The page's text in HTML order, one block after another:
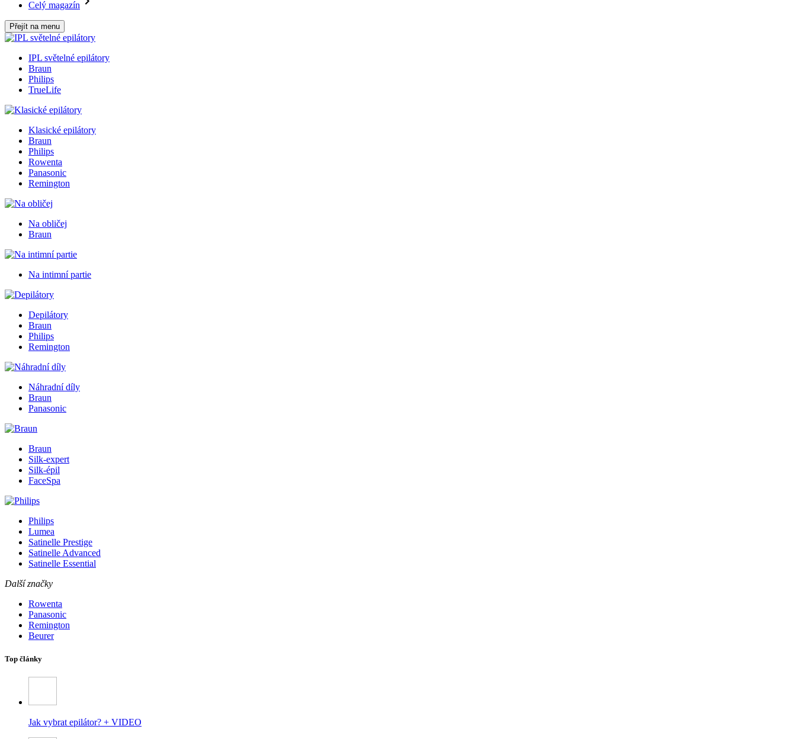
Celý magazín
Přejít na menu
IPL světelné epilátory
Braun
Philips
TrueLife
Klasické epilátory
Braun
Philips
Rowenta
Panasonic
Remington
Na obličej
Braun
Na intimní partie
Depilátory
Braun
Philips
Remington
Náhradní díly
Braun
Panasonic
Braun
Silk-expert
Silk-épil
FaceSpa
Philips
Lumea
Satinelle Prestige
Satinelle Advanced
Satinelle Essential
Další značky
Rowenta
Panasonic
Remington
Beurer
Top články
Jak vybrat epilátor? + VIDEO